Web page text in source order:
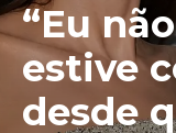
“Eu
estive
desde